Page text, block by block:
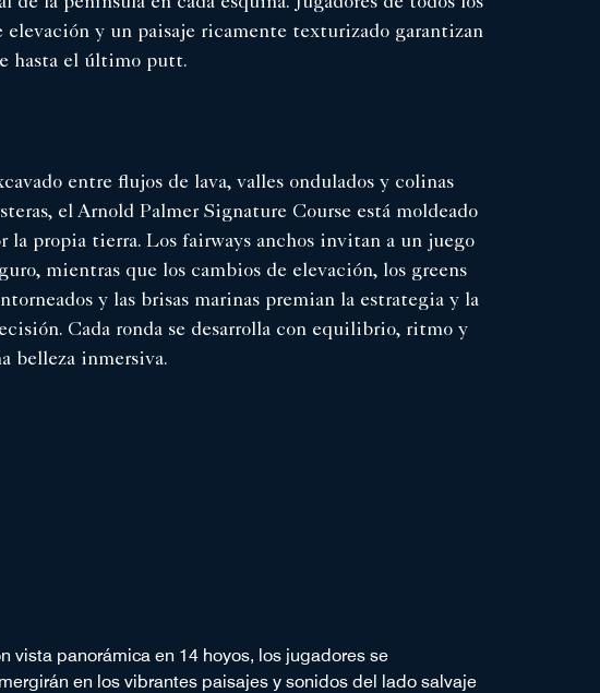
elevación y un paisaje ricamente texturizado garantizan
hasta el último putt.
entre flujos de lava, valles ondulados y colinas
el Arnold Palmer Signature Course está moldeado
la propia tierra. Los fairways anchos invitan a un juego
mientras que los cambios de elevación, los greens
y las brisas marinas premian la estrategia y la
Cada ronda se desarrolla con equilibrio, ritmo y
belleza inmersiva.
vista panorámica en 14 hoyos, los jugadores se
en los vibrantes paisajes y sonidos del lado salvaje